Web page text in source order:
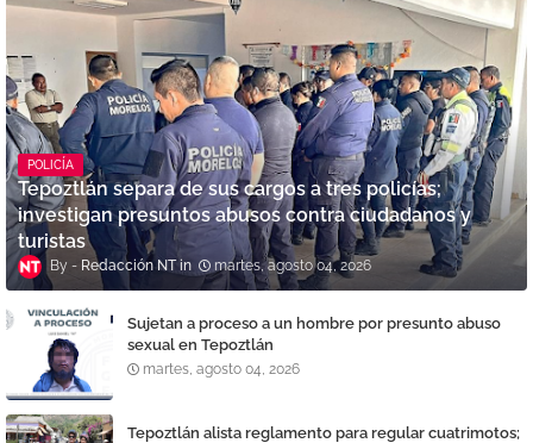
POLICÍA
Tepoztlán separa de sus cargos a tres policías;
investigan presuntos abusos contra ciudadanos y
turistas
Redacción NT martes, agosto 04, 2026
Sujetan a proceso a un hombre por presunto abuso
sexual en Tepoztlán
martes, agosto 04, 2026
Tepoztlán alista reglamento para regular cuatrimotos;